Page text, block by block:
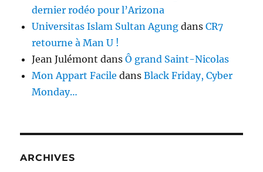
dernier rodéo pour l’Arizona
Universitas Islam Sultan Agung dansCR7
retourne à Man U !
Jean Julémont dansÔ grand Saint-Nicolas
Mon Appart Facile dansBlack Friday, Cyber
Monday…
ARCHIVES